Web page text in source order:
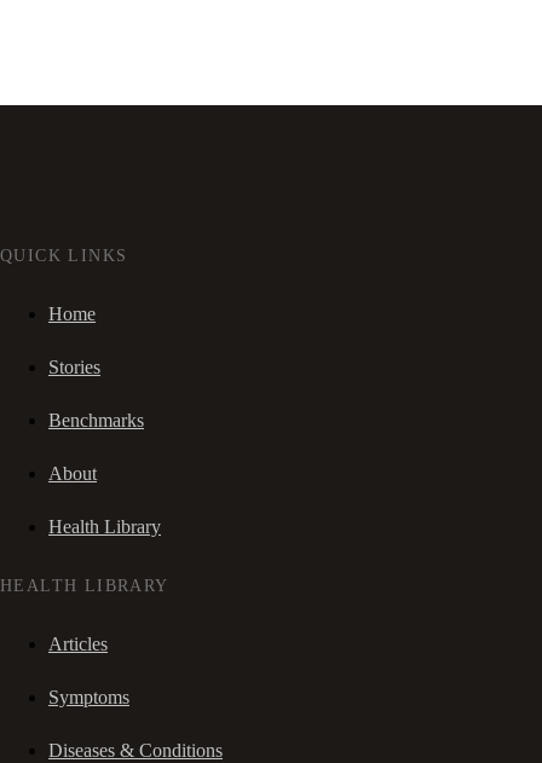
QUICK LINKS
Home
Stories
Benchmarks
About
Health Library
HEALTH LIBRARY
Articles
Symptoms
Diseases & Conditions